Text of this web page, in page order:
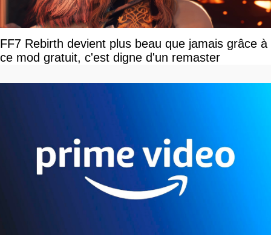
FF7 Rebirth devient plus beau que jamais grâce à
ce mod gratuit, c'est digne d'un remaster